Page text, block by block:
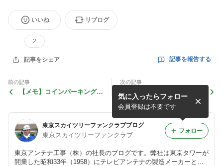
いいね
2
リブログ
記事をシェア 記事を報告する
前の記事
【メモ】コインパーキング
工事でやっています。
次の記事
【メモ】スウェーデンの大き
いカメラと台湾の小さいカメ
ラ、どちらもマイクロSDカ
ード対応です。
東京スカイツリーファンクラブブログ
東京スカイツリーファンクラブ
東京アンテナ工事（株）の社長のブログです。弊社は東京タワーが
開業した昭和33年（1958）にテレビアンテナの製造メーカーとし
気に入ったらフォロー
会員登録は不要です
フォロー